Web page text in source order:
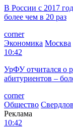
В России с 2017
более чем в 20 раз
corner
Экономика Москва
10:42
УрФУ отчитался о
абитуриентов –
corner
Общество
Реклама
10:42